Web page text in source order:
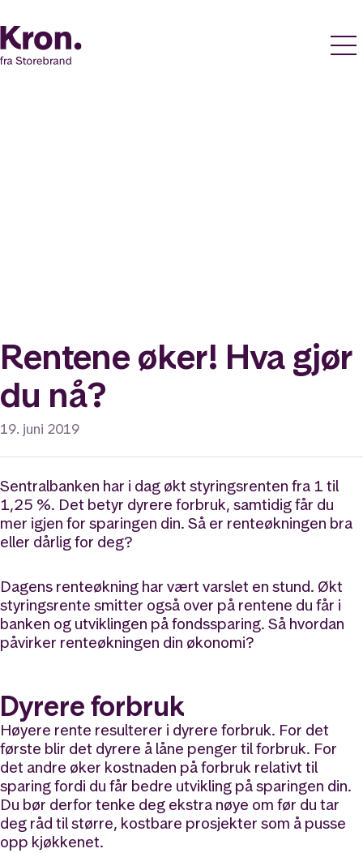
Rentene øker! Hva gjør
du nå?
19. juni 2019
Sentralbanken har i dag økt styringsrenten fra 1 til
1,25 %. Det betyr dyrere forbruk, samtidig får du
mer igjen for sparingen din. Så er renteøkningen bra
eller dårlig for deg?
Dagens renteøkning har vært varslet en stund. Økt
styringsrente smitter også over på rentene du får i
banken og utviklingen på fondssparing. Så hvordan
påvirker renteøkningen din økonomi?
Dyrere forbruk
Høyere rente resulterer i dyrere forbruk. For det
første blir det dyrere å låne penger til forbruk. For
det andre øker kostnaden på forbruk relativt til
sparing fordi du får bedre utvikling på sparingen din.
Du bør derfor tenke deg ekstra nøye om før du tar
deg råd til større, kostbare prosjekter som å pusse
opp kjøkkenet.